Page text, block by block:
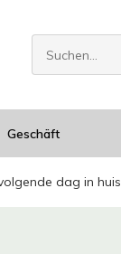
Geschäft
dag in